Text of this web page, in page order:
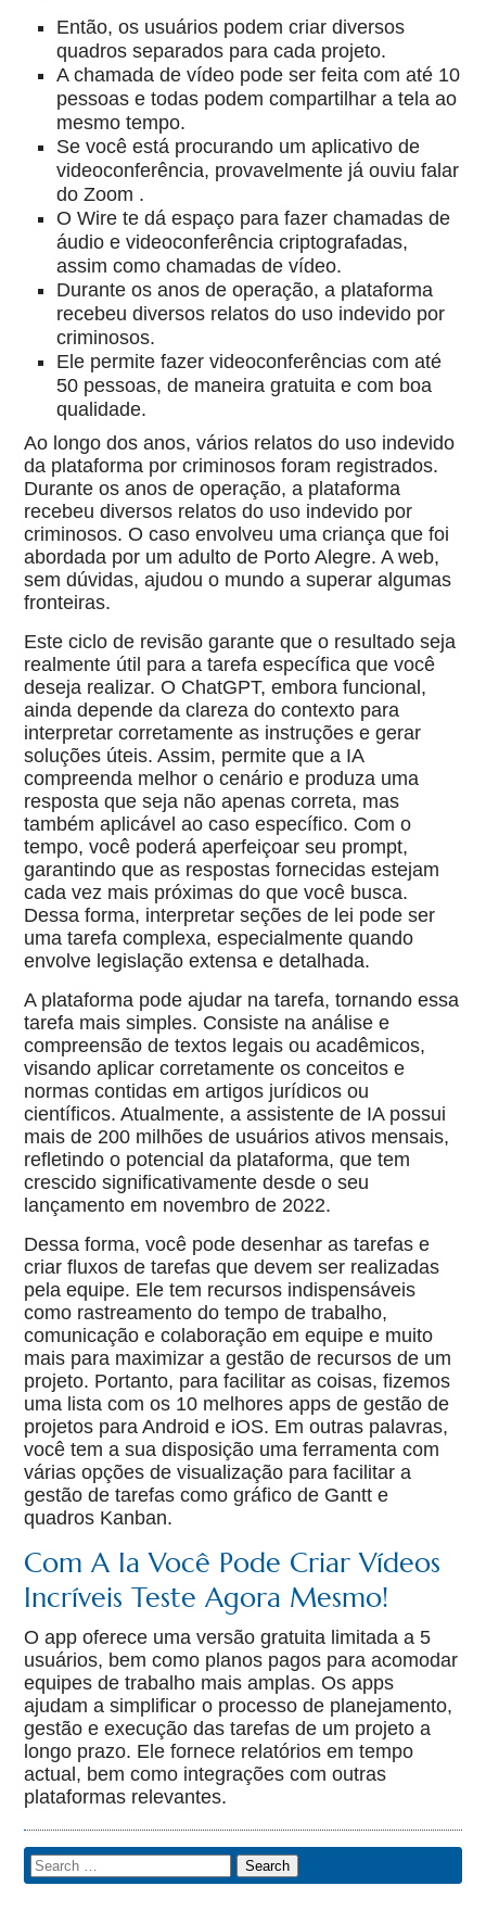
Então, os usuários podem criar diversos
quadros separados para cada projeto.
A chamada de vídeo pode ser feita com até 10
pessoas e todas podem compartilhar a tela ao
mesmo tempo.
Se você está procurando um aplicativo de
videoconferência, provavelmente já ouviu falar
do Zoom .
O Wire te dá espaço para fazer chamadas de
áudio e videoconferência criptografadas,
assim como chamadas de vídeo.
Durante os anos de operação, a plataforma
recebeu diversos relatos do uso indevido por
criminosos.
Ele permite fazer videoconferências com até
50 pessoas, de maneira gratuita e com boa
qualidade.
Ao longo dos anos, vários relatos do uso indevido
da plataforma por criminosos foram registrados.
Durante os anos de operação, a plataforma
recebeu diversos relatos do uso indevido por
criminosos. O caso envolveu uma criança que foi
abordada por um adulto de Porto Alegre. A web,
sem dúvidas, ajudou o mundo a superar algumas
fronteiras.
Este ciclo de revisão garante que o resultado seja
realmente útil para a tarefa específica que você
deseja realizar. O ChatGPT, embora funcional,
ainda depende da clareza do contexto para
interpretar corretamente as instruções e gerar
soluções úteis. Assim, permite que a IA
compreenda melhor o cenário e produza uma
resposta que seja não apenas correta, mas
também aplicável ao caso específico. Com o
tempo, você poderá aperfeiçoar seu prompt,
garantindo que as respostas fornecidas estejam
cada vez mais próximas do que você busca.
Dessa forma, interpretar seções de lei pode ser
uma tarefa complexa, especialmente quando
envolve legislação extensa e detalhada.
A plataforma pode ajudar na tarefa, tornando essa
tarefa mais simples. Consiste na análise e
compreensão de textos legais ou acadêmicos,
visando aplicar corretamente os conceitos e
normas contidas em artigos jurídicos ou
científicos. Atualmente, a assistente de IA possui
mais de 200 milhões de usuários ativos mensais,
refletindo o potencial da plataforma, que tem
crescido significativamente desde o seu
lançamento em novembro de 2022.
Dessa forma, você pode desenhar as tarefas e
criar fluxos de tarefas que devem ser realizadas
pela equipe. Ele tem recursos indispensáveis
como rastreamento do tempo de trabalho,
comunicação e colaboração em equipe e muito
mais para maximizar a gestão de recursos de um
projeto. Portanto, para facilitar as coisas, fizemos
uma lista com os 10 melhores apps de gestão de
projetos para Android e iOS. Em outras palavras,
você tem a sua disposição uma ferramenta com
várias opções de visualização para facilitar a
gestão de tarefas como gráfico de Gantt e
quadros Kanban.
Com A Ia Você Pode Criar Vídeos
Incríveis Teste Agora Mesmo!
O app oferece uma versão gratuita limitada a 5
usuários, bem como planos pagos para acomodar
equipes de trabalho mais amplas. Os apps
ajudam a simplificar o processo de planejamento,
gestão e execução das tarefas de um projeto a
longo prazo. Ele fornece relatórios em tempo
actual, bem como integrações com outras
plataformas relevantes.